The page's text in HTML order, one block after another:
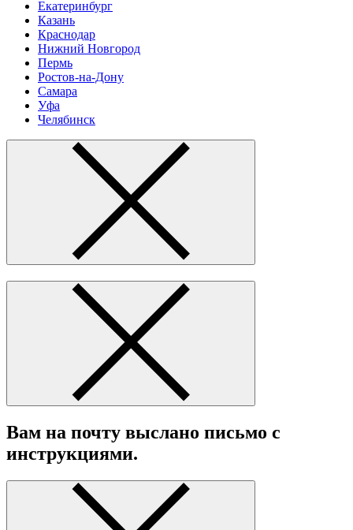
Екатеринбург
Казань
Краснодар
Нижний Новгород
Пермь
Ростов-на-Дону
Самара
Уфа
Челябинск
Вам на почту выслано письмо с
инструкциями.